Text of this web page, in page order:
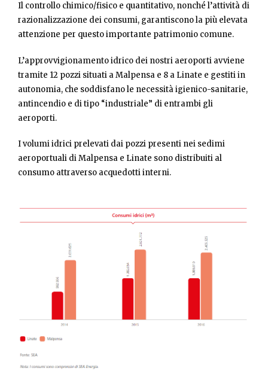
Il controllo chimico/fisico e quantitativo, nonché l’attività di
razionalizzazione dei consumi, garantiscono la più elevata
attenzione per questo importante patrimonio comune.
L’approvvigionamento idrico dei nostri aeroporti avviene
tramite 12 pozzi situati a Malpensa e 8 a Linate e gestiti in
autonomia, che soddisfano le necessità igienico-sanitarie,
antincendio e di tipo “industriale” di entrambi gli
aeroporti.
I volumi idrici prelevati dai pozzi presenti nei sedimi
aeroportuali di Malpensa e Linate sono distribuiti al
consumo attraverso acquedotti interni.